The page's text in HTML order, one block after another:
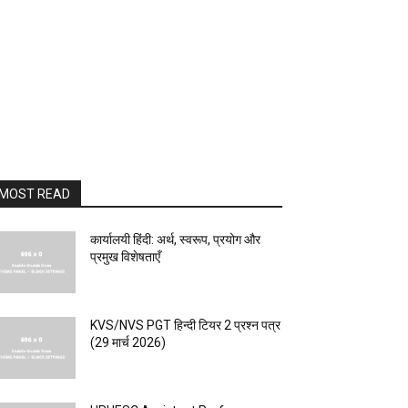
READ
कार्यालयी हिंदी: अर्थ, स्वरूप, प्रयोग और
प्रमुख विशेषताएँ
KVS/NVS PGT हिन्दी टियर 2 प्रश्न पत्र
(29 मार्च 2026)